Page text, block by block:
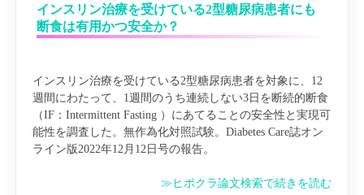
インスリン治療を受けている2型糖尿病患者にも
断食は有用かつ安全か？
インスリン治療を受けている2型糖尿病患者を対象に、12
週間にわたって、1週間のうち連続しない3日を断続的断食
（IF：Intermittent Fasting ）にあてることの安全性と実現可
能性を調査した。無作為化対照試験。Diabetes Care誌オン
≫ヒポクラ論文検索で続きを読む